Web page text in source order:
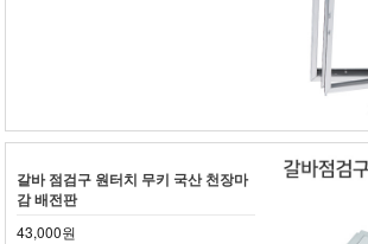
갈바 점검구 원터치 무키 국산 천장마
감 배전판
43,000원